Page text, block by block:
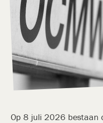
Op 8 juli 2026 bestaan